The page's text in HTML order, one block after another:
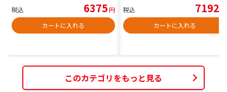
税込 6375円
カートに入れる
税込 7192
カートに入れる
このカテゴリをもっと見る